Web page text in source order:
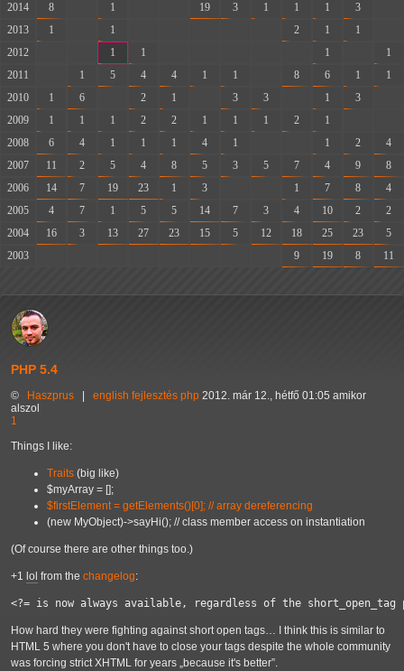
2014
8 1 19 3 1 1 1 3
2013
1 1 2 1 1
2012
1 1 1
1
2011
1 5 4 4 1 1 8 6 1
1
2010
1 6 2 1 3 3 1 3
2009
1 1 1 2 2 1 1 1 2 1
2008
6 4 1 1 1 4 1 1 2
4
2007
11 2 5 4 8 5 3 5 7 4 9
8
2006
14 7 19 23 1 3 1 7 8
4
2005
4 7 1 5 5 14 7 3 4 10 2
2
2004
16 3 13 27 23 15 5 12 18 25 23
5
2003
9 19 8 11
PHP 5.4
© Haszprus english fejlesztés php 2012. már 12., hétfő 01:05 amikor
alszol
1
Things I like:
Traits (big like)
$myArray = [];
$firstElement = getElements()[0]; // array dereferencing
(new MyObject)->sayHi(); // class member access on instantiation
(Of course there are other things too.)
+1 lol from the changelog:
<?= is now always available, regardless of the
How hard they were fighting against short open tags… I think this is similar to
HTML 5 where you don't have to close your tags despite the whole community
was forcing strict XHTML for years because it's better .